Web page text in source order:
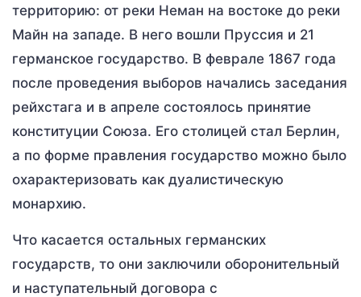
территорию: от реки Неман на востоке до реки
Майн на западе. В него вошли Пруссия и 21
германское государство. В феврале 1867 года
после проведения выборов начались заседания
рейхстага и в апреле состоялось принятие
конституции Союза. Его столицей стал Берлин,
а по форме правления государство можно было
охарактеризовать как дуалистическую
монархию.
Что касается остальных германских
государств, то они заключили оборонительный
и наступательный договора с